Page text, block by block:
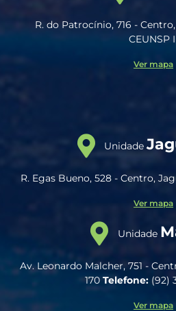
R. do Patrocínio, 716 -
CEUNSP
Ver mapa
Unidade
R. Egas Bueno, 528 - Centro,
Ver mapa
Unidade
Av. Leonardo Malcher, 751 -
170 Telefone: (92)
Ver mapa